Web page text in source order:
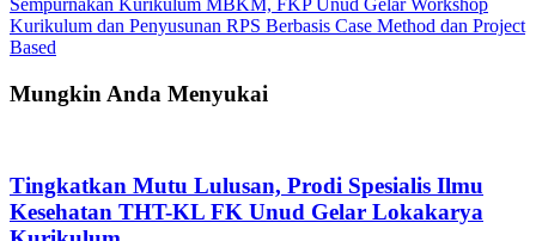
Sempurnakan Kurikulum MBKM, FKP Unud Gelar Workshop
Kurikulum dan Penyusunan RPS Berbasis Case Method dan Project
Based
Mungkin Anda Menyukai
Tingkatkan Mutu Lulusan, Prodi Spesialis Ilmu
Kesehatan THT-KL FK Unud Gelar Lokakarya